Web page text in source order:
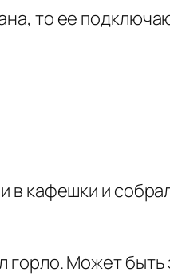
то ее
в кафешки и
Может